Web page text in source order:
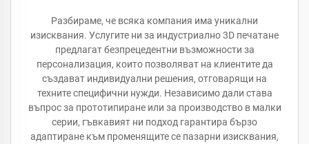
Разбираме, че всяка компания има уникални
изисквания. Услугите ни за индустриално 3D печатане
предлагат безпрецедентни възможности за
персонализация, които позволяват на клиентите да
създават индивидуални решения, отговарящи на
техните специфични нужди. Независимо дали става
въпрос за прототипиране или за производство в малки
серии, гъвкавият ни подход гарантира бързо
адаптиране към променящите се пазарни изисквания,